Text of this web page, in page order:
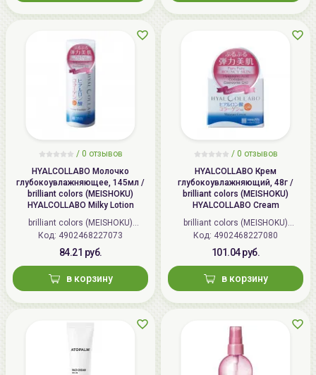
/ 0 отзывов
HYALCOLLABO Молочко
глубокоувлажняющее, 145мл /
brilliant colors (MEISHOKU)
HYALCOLLABO Milky Lotion
brilliant colors (MEISHOKU)
(Япония)
Код: 4902468227073
84.21 руб.
в корзину
/ 0 отзывов
HYALCOLLABO Крем
глубокоувлажняющий, 48г /
brilliant colors (MEISHOKU)
HYALCOLLABO Cream
brilliant colors (MEISHOKU)
(Япония)
Код: 4902468227080
101.04 руб.
в корзину